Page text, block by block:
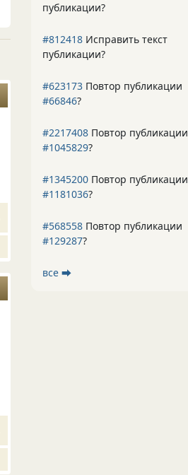
публикации?
#812418 Исправить текст
публикации?
#623173 Повтор публикации
#66846?
#2217408 Повтор публикации
#1045829?
#1345200 Повтор публикации
#1181036?
#568558 Повтор публикации
#129287?
все ⮕